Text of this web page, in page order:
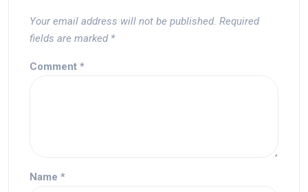
Your email address will not be published. Required
fields are marked *
Comment *
Name *